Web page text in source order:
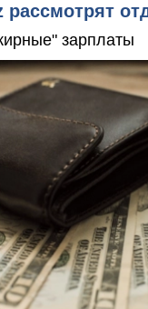
рассмотрят
зарплаты